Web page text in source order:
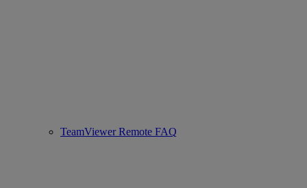
TeamViewer Remote FAQ